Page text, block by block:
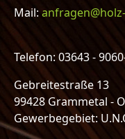
Mail:
Telefon: 03643 -
Gebreitestraße 13
99428 Grammetal -
Gewerbegebiet: